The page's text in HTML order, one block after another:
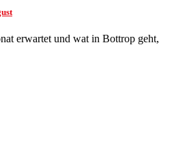
erwartet und wat in Bottrop geht,